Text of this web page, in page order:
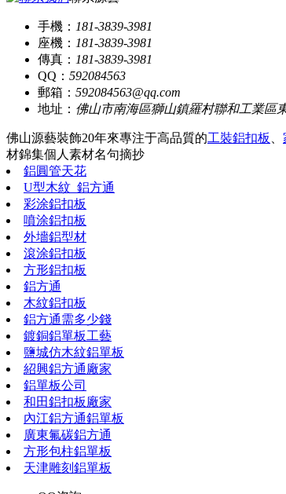
手機： 181-3839-3981
座機： 181-3839-3981
傳真： 181-3839-3981
QQ： 592084563
郵箱： 592084563@qq.com
地址： 佛山市南海區獅山鎮羅村聯和工業區
佛山源藝裝飾20年來專注于高品質的工裝鋁扣板 、
材錦集個人素材名句摘抄
鋁圓管天花
U型木紋_鋁方通
彩涂鋁扣板
噴涂鋁扣板
外墻鋁型材
滾涂鋁扣板
方形鋁扣板
鋁方通
木紋鋁扣板
鋁方通需多少錢
鍍銅鋁單板工藝
鹽城仿木紋鋁單板
紹興鋁方通廠家
鋁單板公司
和田鋁扣板廠家
內江鋁方通鋁單板
廣東氟碳鋁方通
方形包柱鋁單板
天津雕刻鋁單板